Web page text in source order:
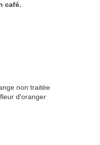
café.
non traitée
d'oranger